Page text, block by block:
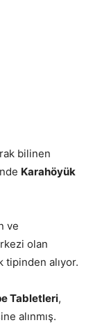
bilinen
Karahöyük
ve
olan
alıyor.
Tabletleri,
alınmış.